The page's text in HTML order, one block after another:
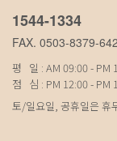
1544-1334
FAX. 0503-8379-
평 일 : AM 09:00 - PM
점 심 : PM 12:00 - PM
토/일요일, 공휴일은 휴